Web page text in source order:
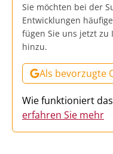
Sie möchten bei der
Entwicklungen
fügen Sie uns jetzt zu
hinzu.
Als bevorzugte
Wie funktioniert
erfahren Sie mehr